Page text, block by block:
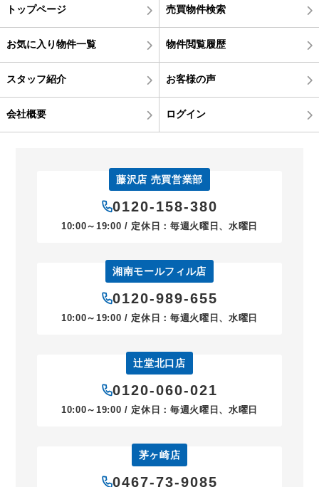
トップページ 売買物件検索
お気に入り物件一覧 物件閲覧履歴
スタッフ紹介 お客様の声
会社概要 ログイン
藤沢店 売買営業部
0120-158-380
10:00～19:00 / 定休日：毎週火曜日、水曜日
湘南モールフィル店
0120-989-655
10:00～19:00 / 定休日：毎週火曜日、水曜日
辻堂北口店
0120-060-021
10:00～19:00 / 定休日：毎週火曜日、水曜日
茅ヶ崎店
0467-73-9085